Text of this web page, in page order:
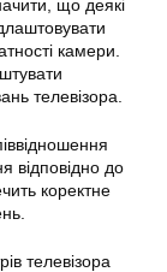
що деякі
камери.
телевізора.
відповідно до
коректне
телевізора